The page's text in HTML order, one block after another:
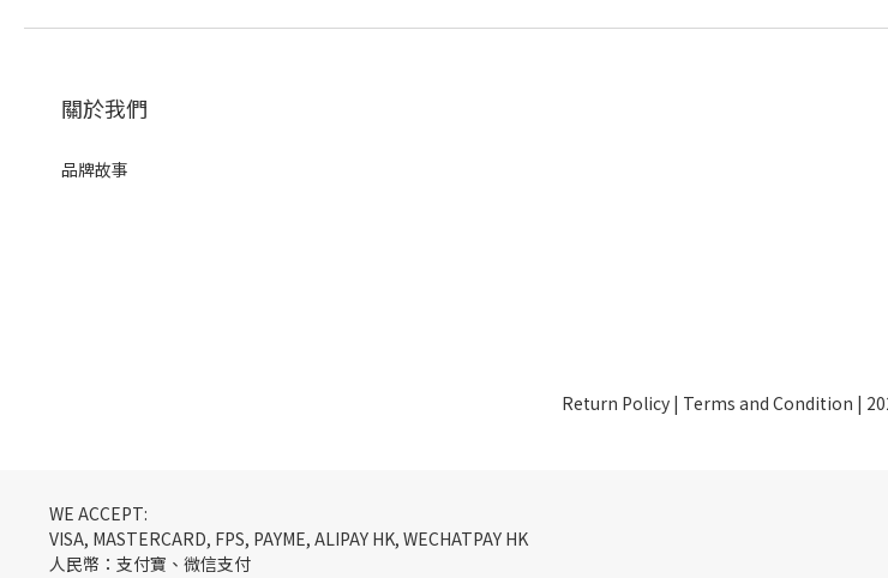
關於我們
品牌故事
Return Policy| Terms and Condition |
WE ACCEPT:
VISA, MASTERCARD, FPS, PAYME, ALIPAY HK, WECHATPAY HK
人民幣：支付寶、微信支付